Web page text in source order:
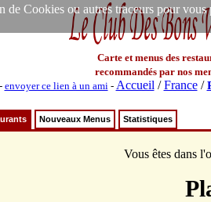
Cookies ou autres traceurs pour
Carte et menus des
recommandés par nos
envoyer ce lien à un ami- Accueil /France/
Nouveaux Menus Statistiques
Vous êtes dans